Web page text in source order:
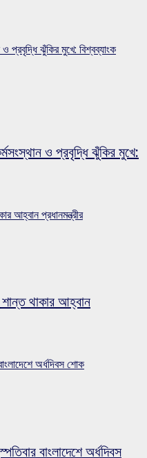
ও প্রবৃদ্ধি ঝুঁকির মুখে: বিশ্বব্যাংক
ও প্রবৃদ্ধি ঝুঁকির মুখে:
আহ্বান প্রধানমন্ত্রীর
শান্ত থাকার আহ্বান
অর্ধদিবস শোক
বাংলাদেশে অর্ধদিবস